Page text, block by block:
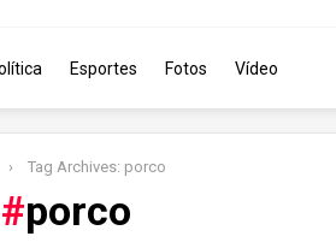
Esportes Fotos Vídeo
Tag Archives: porco
porco